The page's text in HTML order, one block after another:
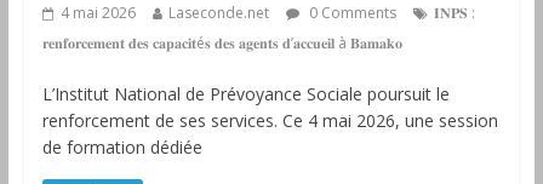
4 mai 2026 Laseconde.net 0 Comments
𝐈𝐍𝐏𝐒 :
𝐫𝐞𝐧𝐟𝐨𝐫𝐜𝐞𝐦𝐞𝐧𝐭 𝐝𝐞𝐬 𝐜𝐚𝐩𝐚𝐜𝐢𝐭é𝐬 𝐝𝐞𝐬 𝐚𝐠𝐞𝐧𝐭𝐬 𝐝’𝐚𝐜𝐜𝐮𝐞𝐢𝐥 à 𝐁𝐚𝐦𝐚𝐤𝐨
L’Institut National de Prévoyance Sociale poursuit le
renforcement de ses services. Ce 4 mai 2026, une session
de formation dédiée